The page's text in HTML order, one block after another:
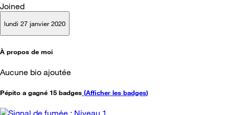
Joined
lundi 27 janvier 2020
À propos de moi
Aucune bio ajoutée
Pépito a gagné 15 badges (Afficher les badges)